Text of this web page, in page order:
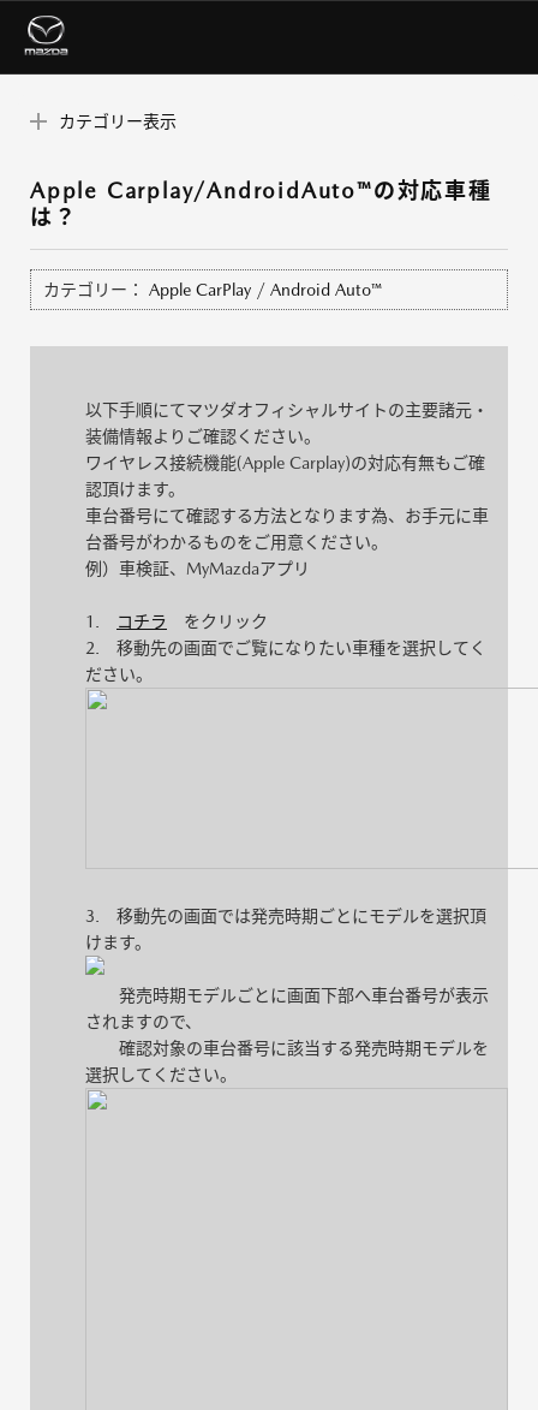
カテゴリー表示
Apple Carplay/AndroidAuto™の対応車種
は？
カテゴリー： Apple CarPlay / Android Auto™
以下手順にてマツダオフィシャルサイトの主要諸元・
装備情報よりご確認ください。
ワイヤレス接続機能(Apple Carplay)の対応有無もご確
認頂けます。
車台番号にて確認する方法となります為、お手元に車
台番号がわかるものをご用意ください。
例）車検証、MyMazdaアプリ
1. コチラ をクリック
2. 移動先の画面でご覧になりたい車種を選択してく
ださい。
3. 移動先の画面では発売時期ごとにモデルを選択頂
けます。
発売時期モデルごとに画面下部へ車台番号が表示
されますので、
確認対象の車台番号に該当する発売時期モデルを
選択してください。